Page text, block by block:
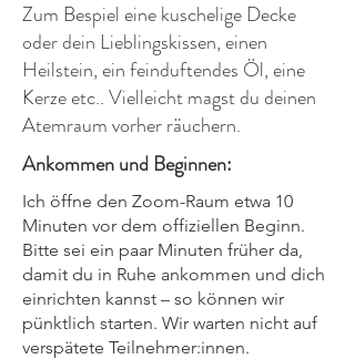
Zum Bespiel eine kuschelige Decke
oder dein Lieblingskissen, einen
Heilstein, ein feinduftendes Öl, eine
Kerze etc.. Vielleicht magst du deinen
Atemraum vorher räuchern.
Ankommen und Beginnen:
Ich öffne den Zoom-Raum etwa 10
Minuten vor dem offiziellen Beginn.
Bitte sei ein paar Minuten früher da,
damit du in Ruhe ankommen und dich
einrichten kannst – so können wir
pünktlich starten. Wir warten nicht auf
verspätete Teilnehmer:innen.